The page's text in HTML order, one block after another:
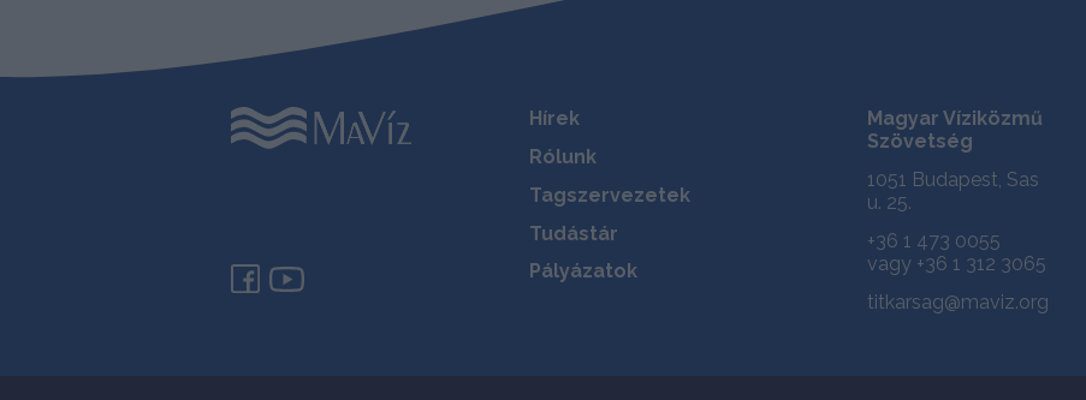
Hírek
Rólunk
Tagszervezetek
Tudástár
Pályázatok
Magyar Víziközmű
Szövetség
1051 Budapest, Sas
u. 25.
+36 1 473 0055
vagy +36 1 312 3065
titkarsag@maviz.org